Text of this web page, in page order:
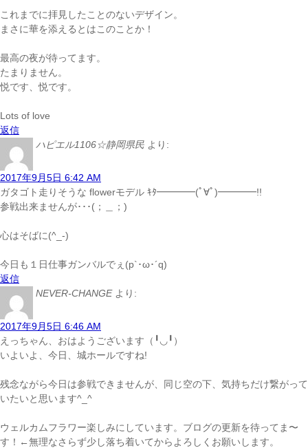
これまでに拝見したことのないデザイン。
まさに華を添えるとはこのことか！
最高の夜が待ってます。
たまりません。
悦です、悦です。
Lots of love
返信
ハピエル1106☆静岡県民 より:
2017年9月5日 6:42 AM
ガタゴト走りそうな flowerモデル ｷﾀ━━━━(ﾟ∀ﾟ)━━━━!!
参戦出来ませんが･･･(；＿；)
心はそばに(^_-)
今日も１日仕事ガンバルでぇ(p`･ω･´q)
返信
NEVER-CHANGE より:
2017年9月5日 6:46 AM
えっちゃん、おはようございます（╹◡╹）
いよいよ、今日、城ホールですね!
残念ながら今日は参戦できませんが、同じ空の下、気持ちだけ繋がって
いたいと思います^_^
ウェルカムフラワー楽しみにしています。ブログの更新を待ってま〜
す！←無理なさらず少し落ち着いてからよろしくお願いします。